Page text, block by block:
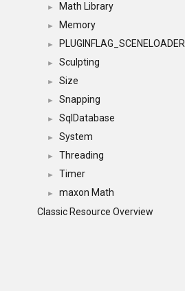
► Math Library
► Memory
► PLUGINFLAG_SCENELOADER
► Sculpting
► Size
► Snapping
► SqlDatabase
► System
► Threading
► Timer
►
maxon Math
Classic Resource Overview